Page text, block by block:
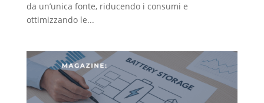
da un’unica fonte, riducendo i consumi e
ottimizzando le...